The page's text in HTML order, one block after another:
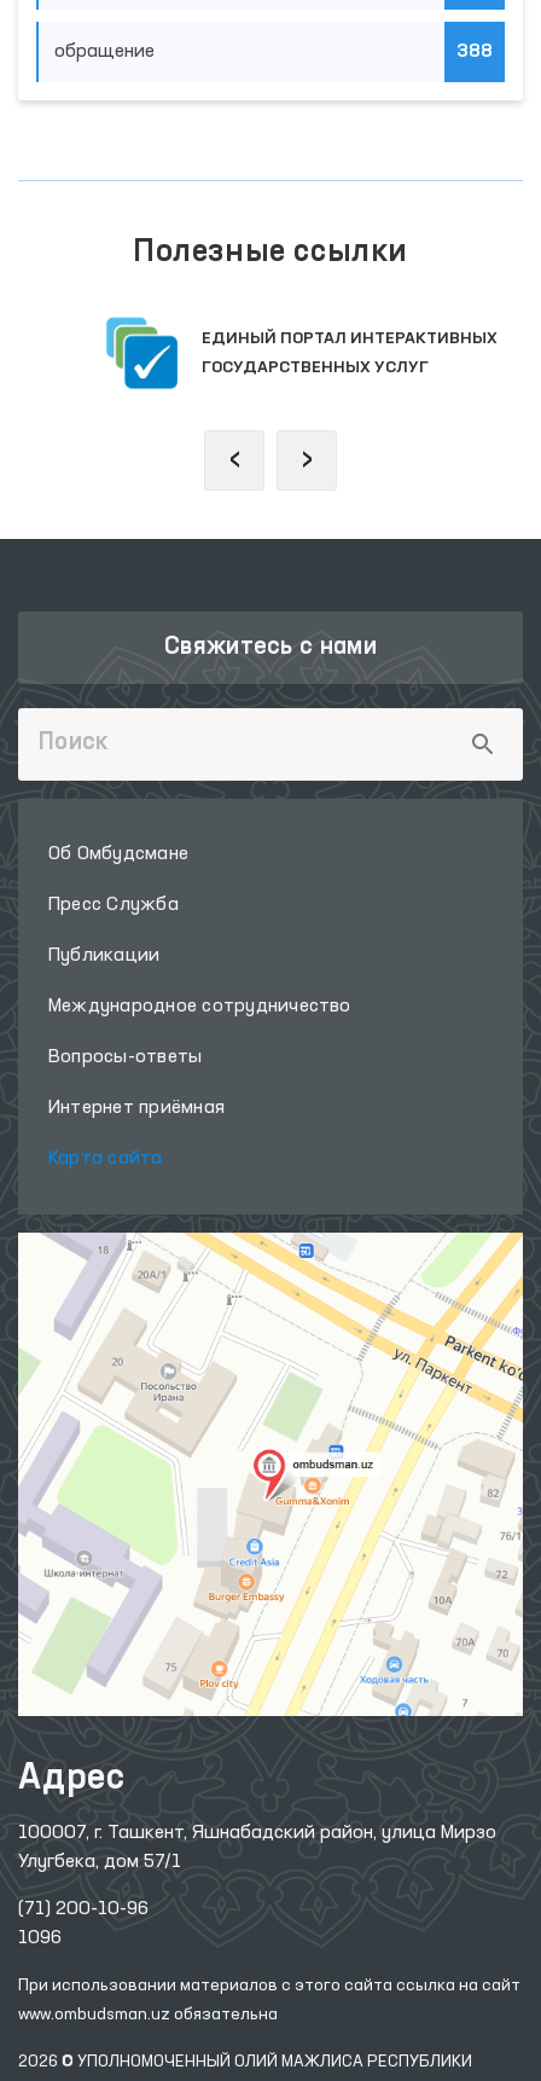
обращение 388
Полезные ссылки
ЕДИНЫЙ ПОРТАЛ ИНТЕРАКТИВНЫХ
ГОСУДАРСТВЕННЫХ УСЛУГ
‹ ›
Свяжитесь с нами
Об Омбудсмане
Пресс Служба
Публикации
Международное сотрудничество
Вопросы-ответы
Интернет приёмная
Карта сайта
Адрес
100007, г. Ташкент, Яшнабадский район, улица Мирзо
Улугбека, дом 57/1
(71) 200-10-96
1096
При использовании материалов с этого сайта ссылка на сайт
www.ombudsman.uz обязательна
2026 © УПОЛНОМОЧЕННЫЙ ОЛИЙ МАЖЛИСА РЕСПУБЛИКИ